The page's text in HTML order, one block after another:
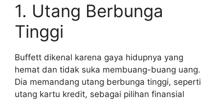
1. Utang Berbunga
Tinggi
Buffett dikenal karena gaya hidupnya yang
hemat dan tidak suka membuang-buang uang.
Dia memandang utang berbunga tinggi, seperti
utang kartu kredit, sebagai pilihan finansial